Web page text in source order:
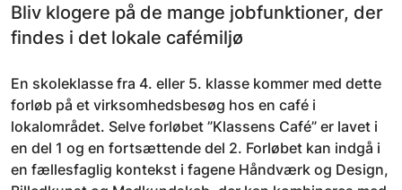
Bliv klogere på de mange jobfunktioner, der
findes i det lokale cafémiljø
En skoleklasse fra 4. eller 5. klasse kommer med dette
forløb på et virksomhedsbesøg hos en café i
lokalområdet. Selve forløbet ”Klassens Café” er lavet i
en del 1 og en fortsættende del 2. Forløbet kan indgå i
en fællesfaglig kontekst i fagene Håndværk og Design,